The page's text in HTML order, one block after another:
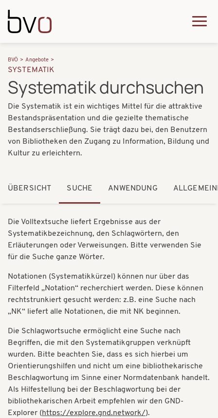
k
m
e
n
u
t
n
i
a
t
i
n
P
f
a
d
n
a
v
g
t
i
o
n
BVÖ Angebote
SYSTEMATIK
Systematik durchsuchen
Die Systematik ist ein wichtiges Mittel für die attraktive
Bestandspräsentation und die gezielte thematische
Bestandserschließung. Sie trägt dazu bei, den Benutzern
von Bibliotheken den Zugang zu Information, Bildung und
Kultur zu erleichtern.
ÜBERSICHT SUCHE ANWENDUNG
Die Volltextsuche liefert Ergebnisse aus der
Systematikbezeichnung, den Schlagwörtern, den
Erläuterungen oder Verweisungen. Bitte verwenden Sie
für die Suche ganze Wörter.
Notationen (Systematikkürzel) können nur über das
Filterfeld „Notation“ recherchiert werden. Diese können
rechtstrunkiert gesucht werden: z.B. eine Suche nach
„NK“ liefert alle Notationen, die mit NK beginnen.
Die Schlagwortsuche ermöglicht eine Suche nach
Begriffen, die mit den Systematikgruppen verknüpft
wurden. Bitte beachten Sie, dass es sich hierbei um
Orientierungshilfen und nicht um eine bibliothekarische
Beschlagwortung im Sinne einer Normdatenbank handelt.
Als Hilfestellung bei der Beschlagwortung bei der
bibliothekarischen Arbeit empfehlen wir den GND-
Explorer (https://explore.gnd.network/).